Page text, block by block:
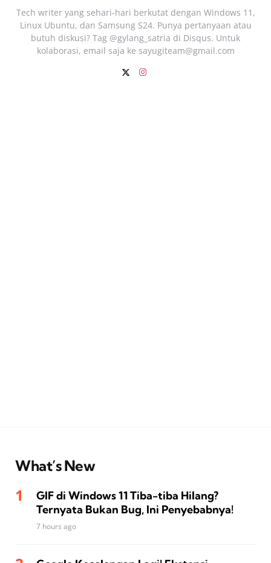
Tech writer yang sehari‑hari berkutat dengan Windows 11,
Linux Ubuntu, dan Samsung S24. Punya pertanyaan atau
butuh diskusi? Tag @gylang_satria di Disqus. Untuk
kolaborasi, email saja ke sayugiteam@gmail.com
What’s New
GIF di Windows 11 Tiba-tiba Hilang?
Ternyata Bukan Bug, Ini Penyebabnya!
7 hours ago